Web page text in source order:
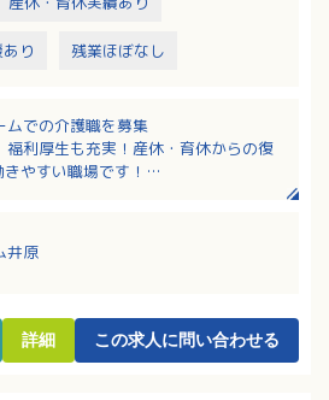
り 残業ほぼなし
ムでの介護職を募集
福利厚生も充実！産休・育休からの復
やすい職場です！
輩スタッフが付き添い、指導いたしま
歓迎！
井原
詳細 この求人に問い合わせる